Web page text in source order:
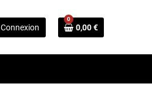
Connexion
0
0,00 €